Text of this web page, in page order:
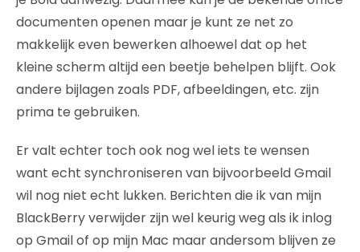
documenten openen maar je kunt ze net zo
makkelijk even bewerken alhoewel dat op het
kleine scherm altijd een beetje behelpen blijft. Ook
andere bijlagen zoals PDF, afbeeldingen, etc. zijn
prima te gebruiken.
Er valt echter toch ook nog wel iets te wensen
want echt synchroniseren van bijvoorbeeld Gmail
wil nog niet echt lukken. Berichten die ik van mijn
BlackBerry verwijder zijn wel keurig weg als ik inlog
op Gmail of op mijn Mac maar andersom blijven ze